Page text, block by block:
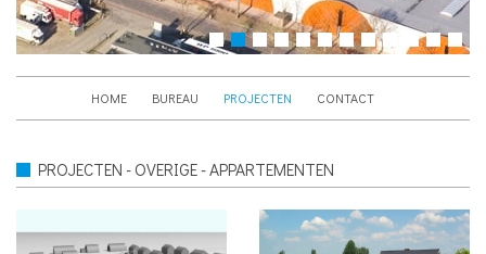
HOME BUREAU PROJECTEN CONTACT
PROJECTEN - OVERIGE - APPARTEMENTEN